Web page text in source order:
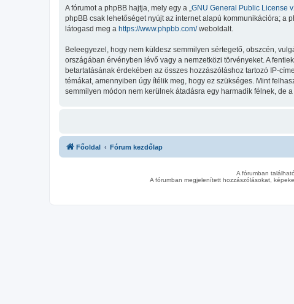
A fórumot a phpBB hajtja, mely egy a „ GNU General Public License
phpBB csak lehetőséget nyújt az internet alapú kommunikációra; a
látogasd meg a https://www.phpbb.com/weboldalt.
Beleegyezel, hogy nem küldesz semmilyen sértegető, obszcén,
országában érvényben lévő vagy a nemzetközi törvényeket. A
betartatásának érdekében az összes hozzászóláshoz tartozó IP-
témákat, amennyiben úgy ítélik meg, hogy ez szükséges. Mint
semmilyen módon nem kerülnek átadásra egy harmadik félnek, de
Főoldal Fórum kezdőlap
A fórumban
A fórumban megjelenített hozzászólásokat,